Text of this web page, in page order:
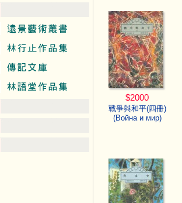
$2000
戰爭與和平(四冊)
(Война и мир)